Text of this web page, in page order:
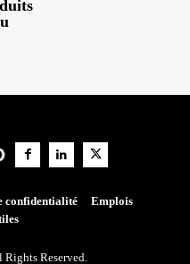
confidentialité
Emplois
Reserved.